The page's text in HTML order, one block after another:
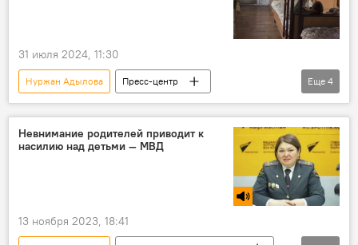
31 июля 2024, 11:30
Нуржан Адылова
Пресс-центр
Кыргызстан
преступление
дети
несовершеннолетние
Еще 4
Невнимание родителей приводит к
насилию над детьми — МВД
13 ноября 2023, 18:41